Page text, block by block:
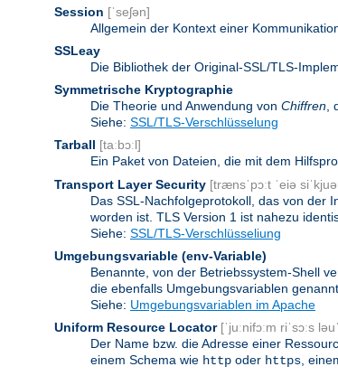
Session [ˈseʃən]
Allgemein der Kontext einer
SSLeay
Die Bibliothek der Original-SSL/TLS-
Symmetrische Kryptographie
Die Theorie und Anwendung von Chiffren
Siehe: SSL/TLS-Verschlüsselung
Tarball [taːbɔːl]
Ein Paket von Dateien, die mit dem
Transport Layer Security [trænsˈpɔːt ˈeiə
Das SSL-Nachfolgeprotokoll, das von der
worden ist. TLS Version 1 ist nahezu
Siehe: SSL/TLS-Verschlüsseliung
Umgebungsvariable (env-Variable)
Benannte, von der Betriebssystem-Shell
die ebenfalls Umgebungsvariablen
Siehe: Umgebungsvariablen im Apache
Uniform Resource Locator [ˈjuːnifɔːm riˈsɔːs
Der Name bzw. die Adresse einer
einem Schema wie http oder https ,